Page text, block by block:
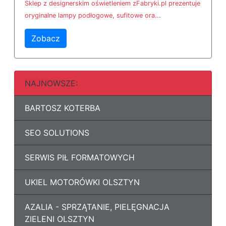
Sklep z designerskim oświetleniem zFabryki.pl prezentuje
oryginalne lampy podłogowe, sufitowe ora...
Zobacz
NAJNOWSZE:
BARTOSZ KOTERBA
SEO SOLUTIONS
SERWIS PIŁ FORMATOWYCH
UKIEL MOTORÓWKI OLSZTYN
AZALIA - SPRZĄTANIE, PIELĘGNACJA
ZIELENI OLSZTYN